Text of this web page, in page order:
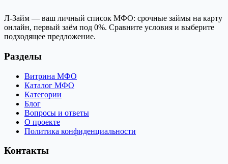
Л-Займ — ваш личный список МФО: срочные займы на карту
онлайн, первый заём под 0%. Сравните условия и выберите
подходящее предложение.
Разделы
Витрина МФО
Каталог МФО
Категории
Блог
Вопросы и ответы
О проекте
Политика конфиденциальности
Контакты